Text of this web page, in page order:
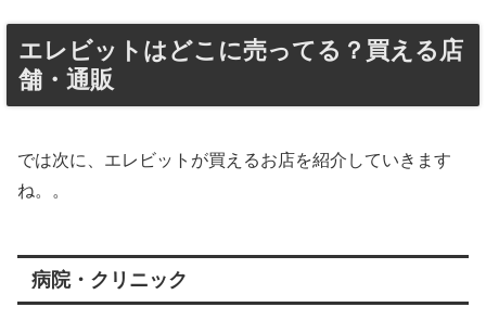
エレビットはどこに売ってる？買える店
舗・通販
では次に、エレビットが買えるお店を紹介していきます
ね。。
病院・クリニック